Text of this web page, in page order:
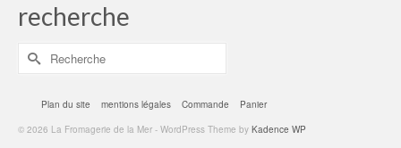
recherche
Rechercher :
Plan du site mentions légales Commande
Panier
© 2026 La Fromagerie de la Mer - WordPress Theme by Kadence WP